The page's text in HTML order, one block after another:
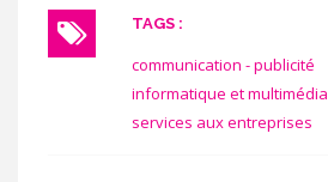
TAGS :
communication - publicité
informatique et multimédia
services aux entreprises